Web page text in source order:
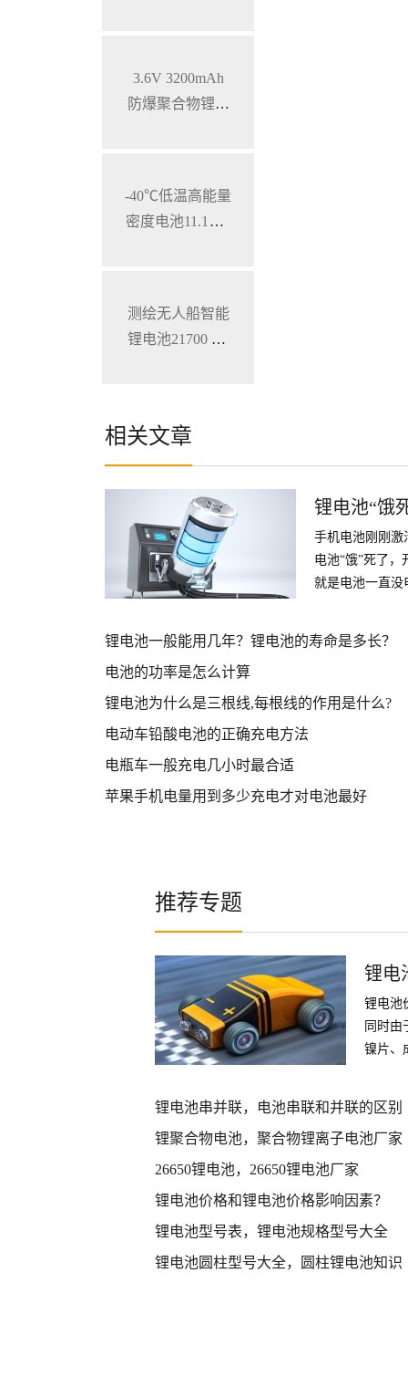
3.6V 3200mAh
防爆聚合物锂电
-40℃低温高能量
密度电池11.1V 7
测绘无人船智能
锂电池21700 28.
相关文章
锂电池“饿
手机电池刚刚激
电池“饿”死了
就是电池一直没
锂电池一般能用几年？锂电池的寿命是多长？
电池的功率是怎么计算
锂电池为什么是三根线,每根线的作用是什么?
电动车铅酸电池的正确充电方法
电瓶车一般充电几小时最合适
苹果手机电量用到多少充电才对电池最好
推荐专题
锂电
锂电池
同时由
镍片、
锂电池串并联，电池串联和并联的区别
锂聚合物电池，聚合物锂离子电池厂家
26650锂电池，26650锂电池厂家
锂电池价格和锂电池价格影响因素？
锂电池型号表，锂电池规格型号大全
锂电池圆柱型号大全，圆柱锂电池知识